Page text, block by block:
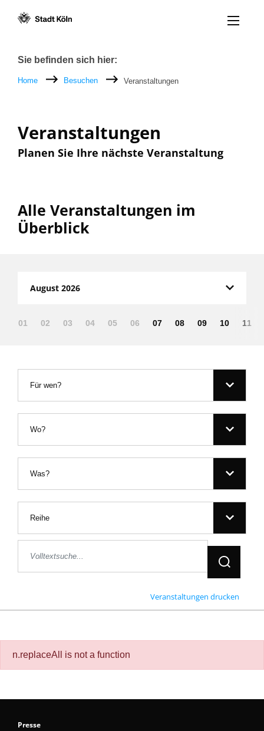
Menü
Breadcrumb
Sie befinden sich hier:
Home Besuchen Veranstaltungen
Veranstaltungen
Planen Sie Ihre nächste Veranstaltung
Alle Veranstaltungen im
Überblick
August 2026
01 02 03 04 05 06 07 08 09 10 11
Für wen?
Wo?
Was?
Reihe
Jetzt
Veranstaltungen drucken
n.replaceAll is not a function
Presse